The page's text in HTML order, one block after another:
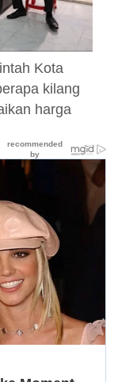
Kota
kilang
harga